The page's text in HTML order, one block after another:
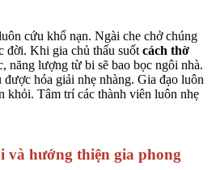
cứu khổ nạn. Ngài che chở chúng
đời. Khi gia chủ thấu suốt cách thờ
năng lượng từ bi sẽ bao bọc ngôi nhà.
hóa giải nhẹ nhàng. Gia đạo luôn
khỏi. Tâm trí các thành viên luôn nhẹ
và hướng thiện gia phong